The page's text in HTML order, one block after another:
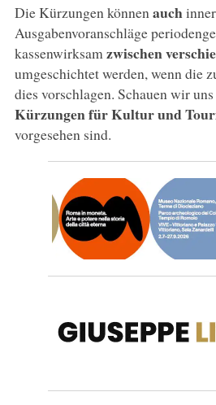
Die Kürzungen können auch
Ausgabenvoranschläge
kassenwirksam zwischen
umgeschichtet werden, wenn die
dies vorschlagen. Schauen wir
Kürzungen für Kultur und
vorgesehen sind.